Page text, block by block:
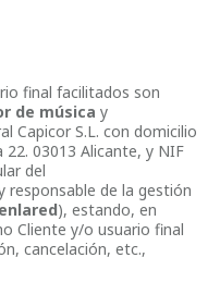
final facilitados son
de música y
Capicor S.L. con domicilio
22. 03013 Alicante, y NIF
del
responsable de la gestión
), estando, en
Cliente y/o usuario final
cancelación, etc.,